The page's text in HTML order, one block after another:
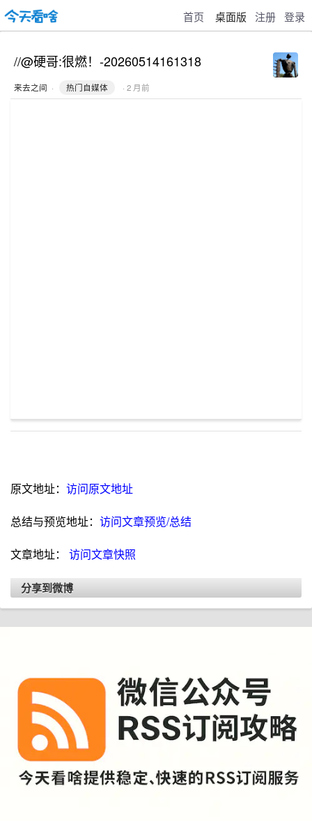
首页 桌面版 注册 登录
//@硬哥:很燃！-20260514161318
来去之间 · 热门自媒体 · 2 月前
原文地址： 访问原文地址
总结与预览地址： 访问文章预览/总结
文章地址： 访问文章快照
分享到微博